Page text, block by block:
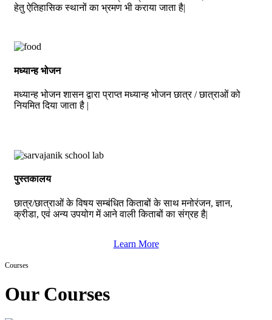
हेतु ऐतिहासिक स्थानों का भ्रमण भी कराया जाता है|
मध्यान्ह भोजन
मध्यान्ह भोजन शासन द्वारा प्राप्त मध्यान्ह भोजन छात्र / छात्राओं को
नियमित दिया जाता है |
पुस्तकालय
छात्र/छात्राओं के विषय सम्बंधित किताबों के साथ मनोरंजन, ज्ञान,
क्रीडा, एवं अन्य उपयोग में आने वाली किताबों का संग्रह है|
Learn More
Courses
Our Courses